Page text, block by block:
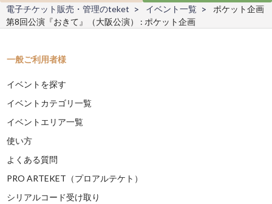
電子チケット販売・管理のteket イベント一覧
ポケット企画
第8回公演『おきて』（大阪公演） : ポケット企画
一般ご利用者様
イベントを探す
イベントカテゴリ一覧
イベントエリア一覧
使い方
よくある質問
PRO ARTEKET（プロアルテケト）
シリアルコード受け取り